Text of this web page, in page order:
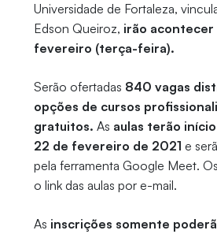
Universidade de Fortaleza,
Edson Queiroz, irão acontecer
fevereiro (terça-feira).
Serão ofertadas 840 vagas
opções de cursos
gratuitos. As aulas terão
22 de fevereiro de 2021 e
pela ferramenta Google Meet.
o link das aulas por e-mail.
As inscrições somente